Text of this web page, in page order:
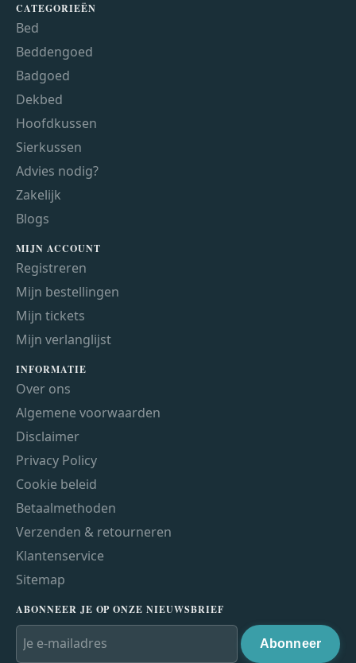
CATEGORIEËN
Bed
Beddengoed
Badgoed
Dekbed
Hoofdkussen
Sierkussen
Advies nodig?
Zakelijk
Blogs
MIJN ACCOUNT
Registreren
Mijn bestellingen
Mijn tickets
Mijn verlanglijst
INFORMATIE
Over ons
Algemene voorwaarden
Disclaimer
Privacy Policy
Cookie beleid
Betaalmethoden
Verzenden & retourneren
Klantenservice
Sitemap
ABONNEER JE OP ONZE NIEUWSBRIEF
Abonneer